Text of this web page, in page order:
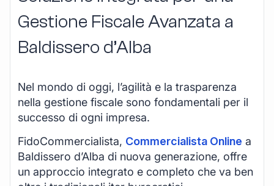
Gestione Fiscale Avanzata a
Baldissero d’Alba
Nel mondo di oggi, l’agilità e la trasparenza
nella gestione fiscale sono fondamentali per il
successo di ogni impresa.
FidoCommercialista, Commercialista Online a
Baldissero d’Alba di nuova generazione, offre
un approccio integrato e completo che va ben